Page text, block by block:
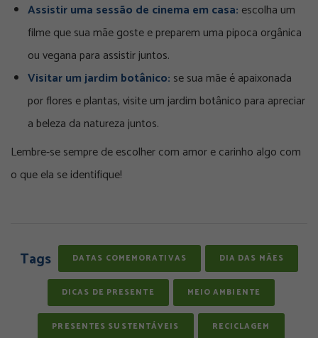
Assistir uma sessão de cinema em casa: escolha um
filme que sua mãe goste e preparem uma pipoca orgânica
ou vegana para assistir juntos.
Visitar um jardim botânico: se sua mãe é apaixonada
por flores e plantas, visite um jardim botânico para apreciar
a beleza da natureza juntos.
Lembre-se sempre de escolher com amor e carinho algo com
o que ela se identifique!
Tags DATAS COMEMORATIVAS DIA DAS MÃES
DICAS DE PRESENTE MEIO AMBIENTE
PRESENTES SUSTENTÁVEIS RECICLAGEM